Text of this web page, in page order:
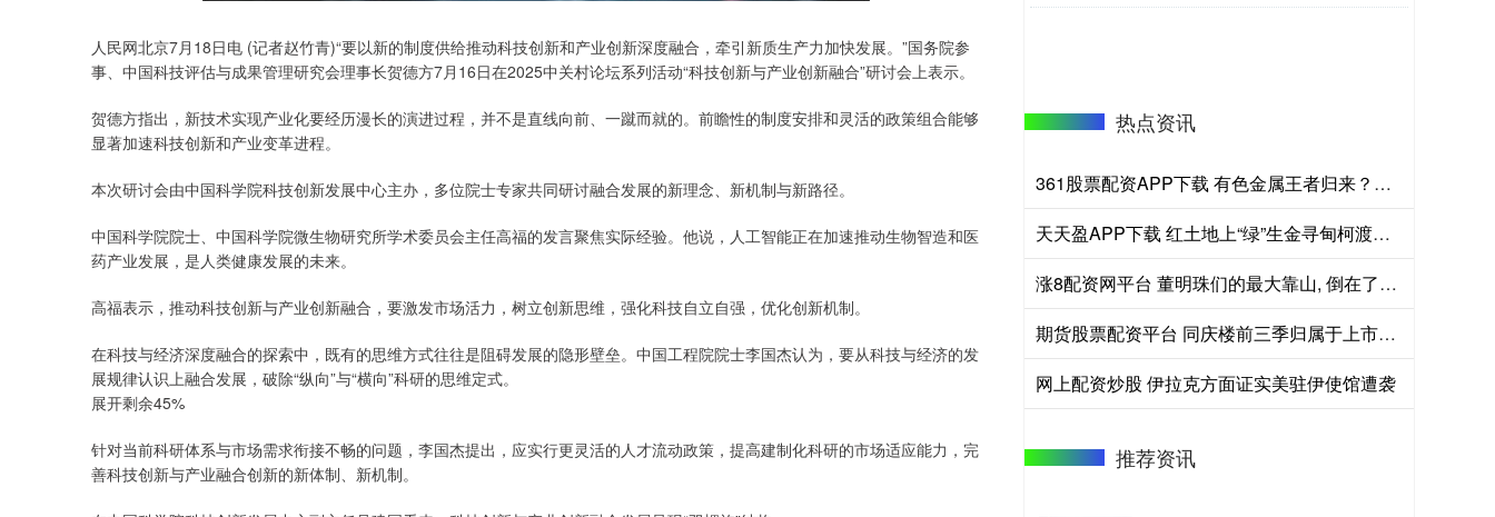
人民网北京7月18日电 (记者赵竹青)“要以新的制度供给推动科技创新和产业创新深度融合，牵引新质生产力加快发展。”国务院参
事、中国科技评估与成果管理研究会理事长贺德方7月16日在2025中关村论坛系列活动“科技创新与产业创新融合”研讨会上表示。
贺德方指出，新技术实现产业化要经历漫长的演进过程，并不是直线向前、一蹴而就的。前瞻性的制度安排和灵活的政策组合能够
显著加速科技创新和产业变革进程。
本次研讨会由中国科学院科技创新发展中心主办，多位院士专家共同研讨融合发展的新理念、新机制与新路径。
中国科学院院士、中国科学院微生物研究所学术委员会主任高福的发言聚焦实际经验。他说，人工智能正在加速推动生物智造和医
药产业发展，是人类健康发展的未来。
高福表示，推动科技创新与产业创新融合，要激发市场活力，树立创新思维，强化科技自立自强，优化创新机制。
在科技与经济深度融合的探索中，既有的思维方式往往是阻碍发展的隐形壁垒。中国工程院院士李国杰认为，要从科技与经济的发
展规律认识上融合发展，破除“纵向”与“横向”科研的思维定式。
展开剩余45%
针对当前科研体系与市场需求衔接不畅的问题，李国杰提出，应实行更灵活的人才流动政策，提高建制化科研的市场适应能力，完
善科技创新与产业融合创新的新体制、新机制。
热点资讯
361股票配资APP下载 有色金属王者归来？现货黄金冲击4300美元！云南锗业三连板，华宝基金有色ETF（159876）盘中拉升2.45%
天天盈APP下载 红土地上“绿”生金寻甸柯渡夏季乡村游升温
涨8配资网平台 董明珠们的最大靠山, 倒在了2025
期货股票配资平台 同庆楼前三季归属于上市公司股东的净利润同比减少63.79%
网上配资炒股 伊拉克方面证实美驻伊使馆遭袭
推荐资讯